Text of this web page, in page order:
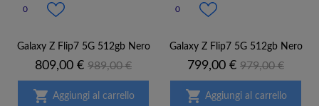
0
Galaxy Z Flip7 5G 512gb Nero
Prezzo
809,00 € Prezzo
base
989,00 €
 Aggiungi al carrello
0
Galaxy Z Flip7 5G 512gb Nero
Prezzo
799,00 € Prezzo
base
979,00 €
 Aggiungi al carrello